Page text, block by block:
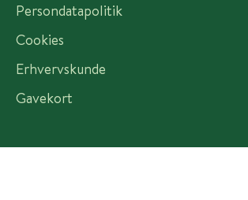
Persondatapolitik
Cookies
Erhvervskunde
Gavekort